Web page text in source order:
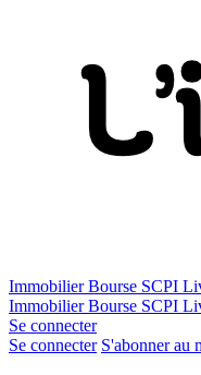
ImmobilierBourse SCPI
ImmobilierBourse SCPI
Se connecter
Se connecter S'abonner au